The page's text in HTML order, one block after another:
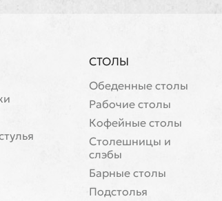
СТОЛЫ
Обеденные столы
Рабочие столы
Кофейные столы
Cтолешницы и
слэбы
Барные столы
Подстолья